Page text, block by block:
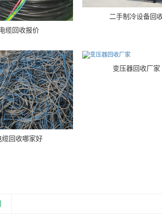
缆回收报价
二手制冷设备回
缆回收哪家好
变压器回收厂家